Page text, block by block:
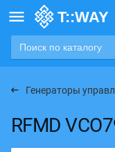

Генераторы
RFMD